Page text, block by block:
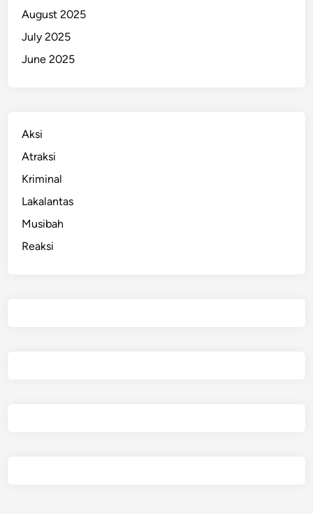
August 2025
July 2025
June 2025
Aksi
Atraksi
Kriminal
Lakalantas
Musibah
Reaksi